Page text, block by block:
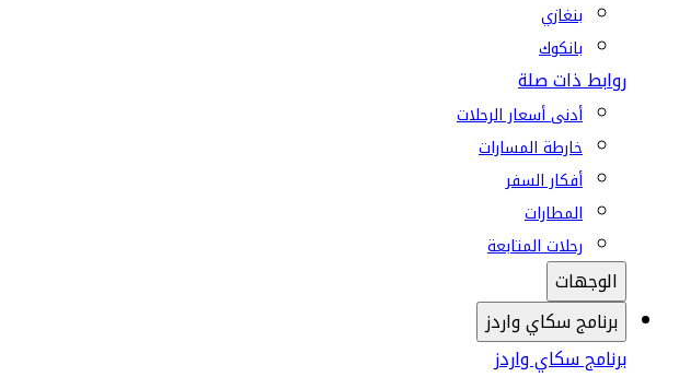
بنغازي
بانكوك
روابط ذات صلة
أدنى أسعار الرحلات
خارطة المسارات
أفكار السفر
المطارات
رحلات المتابعة
الوجهات
برنامج سكاي واردز
برنامج سكاي واردز